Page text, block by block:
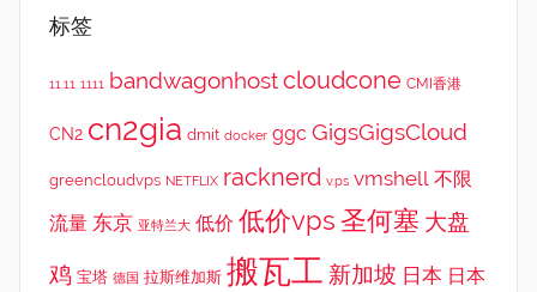
标签
11.11 1111 bandwagonhostcloudcone CMI香港
CN2 cn2gia dmit docker ggc GigsGigsCloud
greencloudvps NETFLIX racknerd v.ps vmshell 不限
流量 东京 亚特兰大 低价 低价vps 圣何塞 大盘
鸡 宝塔 德国 拉斯维加斯 搬瓦工 新加坡 日本 日本